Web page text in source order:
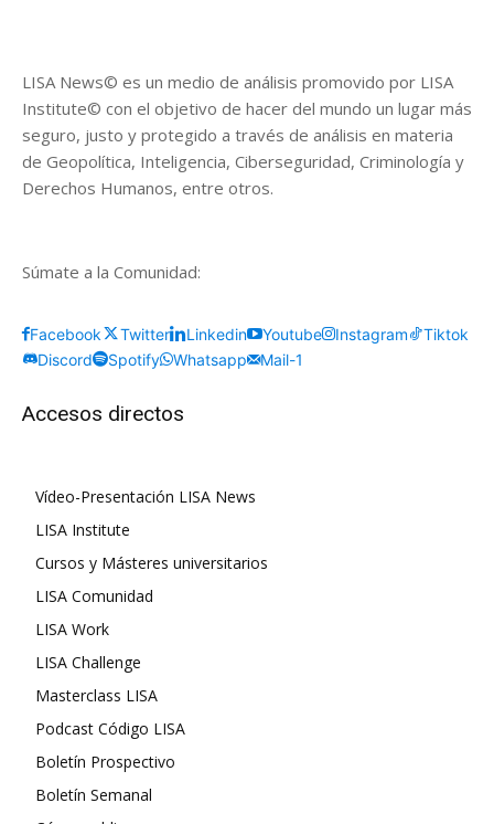
LISA News© es un medio de análisis promovido por LISA
Institute© con el objetivo de hacer del mundo un lugar más
seguro, justo y protegido a través de análisis en materia
de Geopolítica, Inteligencia, Ciberseguridad, Criminología y
Derechos Humanos, entre otros.
Súmate a la Comunidad:
Facebook Twitter Linkedin Youtube Instagram
Tiktok
Discord
Spotify Whatsapp Mail-1
Accesos directos
Vídeo-Presentación LISA News
LISA Institute
Cursos y Másteres universitarios
LISA Comunidad
LISA Work
LISA Challenge
Masterclass LISA
Podcast Código LISA
Boletín Prospectivo
Boletín Semanal